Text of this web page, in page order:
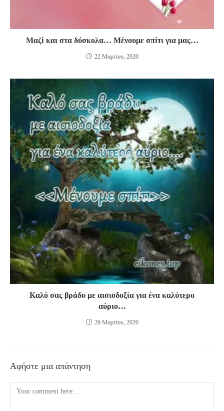
Μαζί και στα δύσκολα… Μένουμε σπίτι για μας…
22 Μαρτίου, 2020
Καλό σας βράδυ με αισιοδοξία για ένα καλύτερο
αύριο…
26 Μαρτίου, 2020
Αφήστε μια απάντηση
Comment